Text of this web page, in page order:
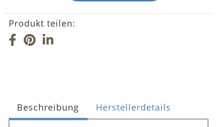
Produkt teilen:
Beschreibung Herstellerdetails